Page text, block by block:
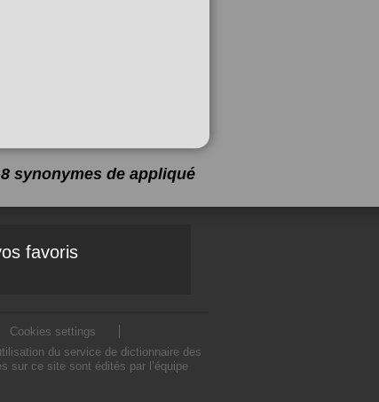
synonymes de appliqué
favoris
Cookies settings
du service de dictionnaire des
sur ce site sont édités par l’équipe